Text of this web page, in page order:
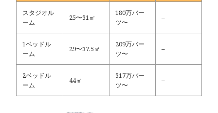
スタジオル
ーム
25〜31㎡
180万バー
ツ〜
–
1ベッドル
ーム
29〜37.5㎡
209万バー
ツ〜
–
2ベッドル
ーム
44㎡
317万バー
ツ〜
–